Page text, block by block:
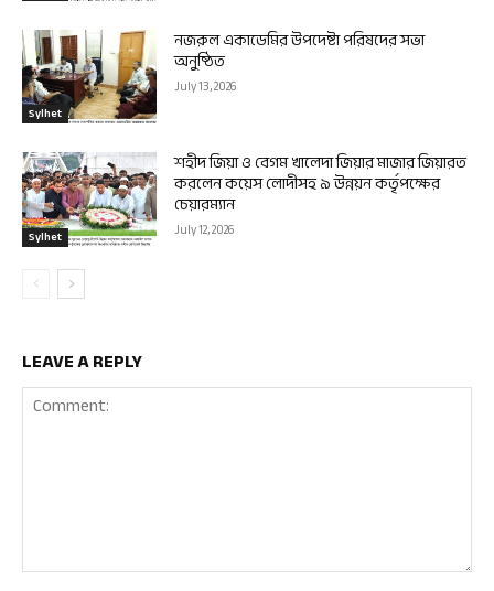
Sylhet
নজরুল একাডেমির উপদেষ্টা পরিষদের সভা
অনুষ্ঠিত
July 13, 2026
Sylhet
শহীদ জিয়া ও বেগম খালেদা জিয়ার মাজার জিয়ারত
করলেন কয়েস লোদীসহ ৯ উন্নয়ন কর্তৃপক্ষের
চেয়ারম্যান
July 12, 2026
LEAVE A REPLY
Comment: